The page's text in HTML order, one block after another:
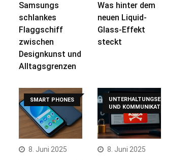
Samsungs
schlankes
Flaggschiff
zwischen
Designkunst und
Alltagsgrenzen
Was hinter dem
neuen Liquid-
Glass-Effekt
steckt
SMART PHONES
8. Juni 2025
UNTERHALTUNGSELEKTRONIK
UND KOMMUNIKATION
8. Juni 2025